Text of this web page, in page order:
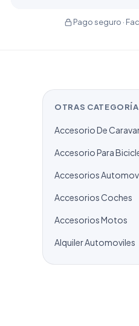
Pago seguro ·
OTRAS
Accesorio De
Accesorio Para
Accesorios
Accesorios Coches
Accesorios Motos
Alquiler Automoviles